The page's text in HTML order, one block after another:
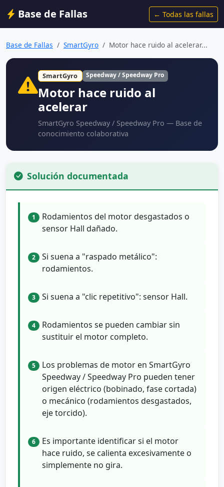
Base de Fallas ← Todas las fallas
Base de Fallas SmartGyro Motor hace ruido al acelerar...
SmartGyro Speedway / Speedway Pro
Motor hace ruido al
acelerar
SmartGyro Speedway / Speedway Pro — Base de
conocimiento colaborativa
Solución documentada
1
Rodamientos del motor desgastados o
sensor Hall dañado.
2
Si suena a "raspado metálico":
rodamientos.
3 Si suena a "clic repetitivo": sensor Hall.
4
Rodamientos se pueden cambiar sin
sustituir el motor completo.
5
Los problemas de motor en SmartGyro
Speedway / Speedway Pro pueden tener
origen eléctrico (bobinado, fase cortada)
o mecánico (rodamientos desgastados,
eje torcido).
6
Es importante identificar si el motor
hace ruido, se calienta excesivamente o
simplemente no gira.